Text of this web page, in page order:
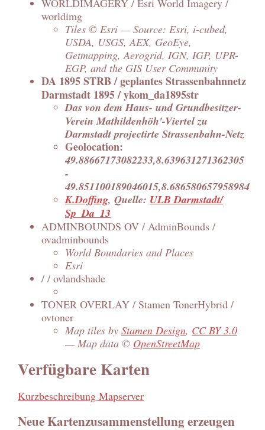
WORLDIMAGERY / Esri World Imagery /
worldimg
Tiles © Esri — Source: Esri, i-cubed,
USDA, USGS, AEX, GeoEye,
Getmapping, Aerogrid, IGN, IGP, UPR-
EGP, and the GIS User Community
DA 1895 STRB / geplantes Strassenbahnnetz
Darmstadt 1895 / ykom_da1895str
Das von dem Haus- und Grundbesitzer-
Verein Mathildenhöh'-Viertel zu
Darmstadt projectirte Strassenbahn-Netz
Geolocation:
49.88667173082233,8.639631271362305
-
49.851100189046015,8.686580657958984
K.Doffing, Quelle: ULB Darmstadt/
Sp_Da_13
ADMINBOUNDS OV / AdminBounds /
ovadminbounds
World Boundaries and Places
Esri
/ / ovlandshade
TONER OVERLAY / Stamen TonerHybrid /
ovtoner
Map tiles by Stamen Design, CC BY 3.0
— Map data © OpenStreetMap
Verfügbare Karten
Kurzbeschreibung Mapserver
Neue Kartenzusammenstellung erzeugen